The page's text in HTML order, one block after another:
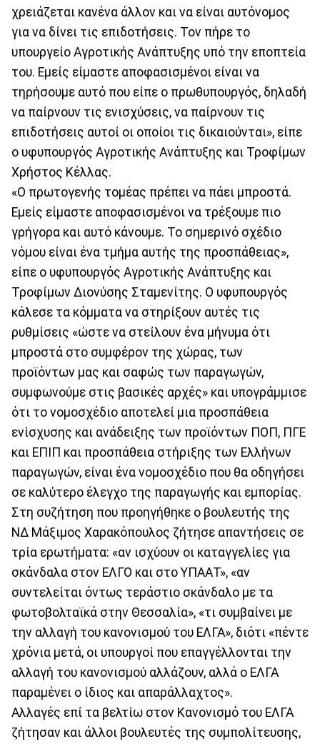
χρειάζεται κανένα άλλον και να είναι αυτόνομος
για να δίνει τις επιδοτήσεις. Τον πήρε το
υπουργείο Αγροτικής Ανάπτυξης υπό την εποπτεία
του. Εμείς είμαστε αποφασισμένοι είναι να
τηρήσουμε αυτό που είπε ο πρωθυπουργός, δηλαδή
να παίρνουν τις ενισχύσεις, να παίρνουν τις
επιδοτήσεις αυτοί οι οποίοι τις δικαιούνται», είπε
ο υφυπουργός Αγροτικής Ανάπτυξης και Τροφίμων
Χρήστος Κέλλας.
«Ο πρωτογενής τομέας πρέπει να πάει μπροστά.
Εμείς είμαστε αποφασισμένοι να τρέξουμε πιο
γρήγορα και αυτό κάνουμε. Το σημερινό σχέδιο
νόμου είναι ένα τμήμα αυτής της προσπάθειας»,
είπε ο υφυπουργός Αγροτικής Ανάπτυξης και
Τροφίμων Διονύσης Σταμενίτης. O υφυπουργός
κάλεσε τα κόμματα να στηρίξουν αυτές τις
ρυθμίσεις «ώστε να στείλουν ένα μήνυμα ότι
μπροστά στο συμφέρον της χώρας, των
προϊόντων μας και σαφώς των παραγωγών,
συμφωνούμε στις βασικές αρχές» και υπογράμμισε
ότι το νομοσχέδιο αποτελεί μια προσπάθεια
ενίσχυσης και ανάδειξης των προϊόντων ΠΟΠ, ΠΓΕ
και ΕΠΙΠ και προσπάθεια στήριξης των Ελλήνων
παραγωγών, είναι ένα νομοσχέδιο που θα οδηγήσει
σε καλύτερο έλεγχο της παραγωγής και εμπορίας.
Στη συζήτηση που προηγήθηκε ο βουλευτής της
ΝΔ Μάξιμος Χαρακόπουλος ζήτησε απαντήσεις σε
τρία ερωτήματα: «αν ισχύουν οι καταγγελίες για
σκάνδαλα στον ΕΛΓΟ και στο ΥΠΑΑΤ», «αν
συντελείται όντως τεράστιο σκάνδαλο με τα
φωτοβολταϊκά στην Θεσσαλία», «τι συμβαίνει με
την αλλαγή του κανονισμού του ΕΛΓΑ», διότι «πέντε
χρόνια μετά, οι υπουργοί που επαγγέλλονται την
αλλαγή του κανονισμού αλλάζουν, αλλά ο ΕΛΓΑ
παραμένει ο ίδιος και απαράλλαχτος».
Αλλαγές επί τα βελτίω στον Κανονισμό του ΕΛΓΑ
ζήτησαν και άλλοι βουλευτές της συμπολίτευσης,